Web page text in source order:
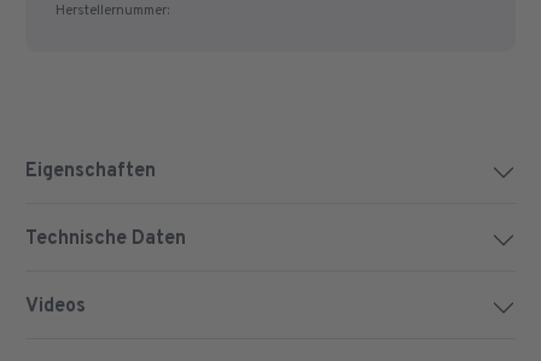
Herstellernummer:
Eigenschaften
Technische Daten
Videos